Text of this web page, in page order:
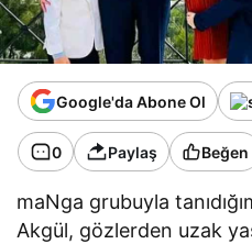
Google'da Abone Ol
0 Paylaş Beğen
maNga grubuyla
Akgül, gözlerden uzak